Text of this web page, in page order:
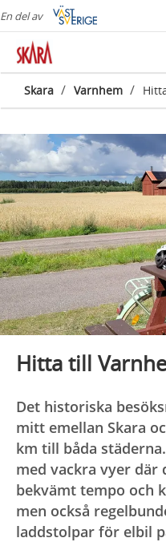
En del av
Skara / Varnhem /
Hitta till
Det historiska
mitt emellan Skara
km till båda
med vackra vyer
bekvämt tempo och
men också
laddstolpar för elbil